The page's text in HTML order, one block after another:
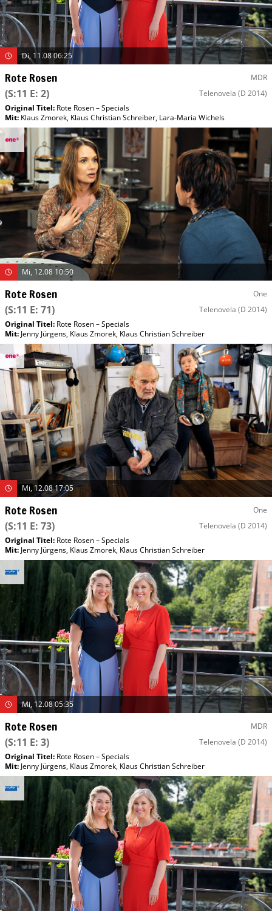
Di, 11.08 06:25
Rote Rosen MDR
(S:11 E: 2) Telenovela (D 2014)
Original Titel: Rote Rosen – Specials
Mit: Klaus Zmorek, Klaus Christian Schreiber, Lara-Maria Wichels
Mi, 12.08 10:50
Rote Rosen One
(S:11 E: 71) Telenovela (D 2014)
Original Titel: Rote Rosen – Specials
Mit: Jenny Jürgens, Klaus Zmorek, Klaus Christian Schreiber
Mi, 12.08 17:05
Rote Rosen One
(S:11 E: 73) Telenovela (D 2014)
Original Titel: Rote Rosen – Specials
Mit: Jenny Jürgens, Klaus Zmorek, Klaus Christian Schreiber
Mi, 12.08 05:35
Rote Rosen MDR
(S:11 E: 3) Telenovela (D 2014)
Original Titel: Rote Rosen – Specials
Mit: Jenny Jürgens, Klaus Zmorek, Klaus Christian Schreiber